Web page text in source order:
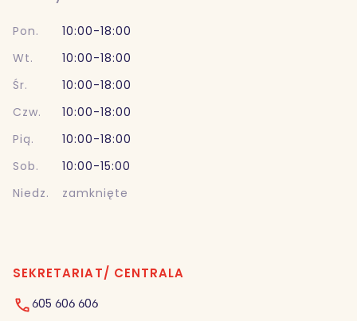
Pon.
10:00-18:00
Wt.
10:00-18:00
Śr.
10:00-18:00
Czw.
10:00-18:00
Pią.
10:00-18:00
Sob.
10:00-15:00
Niedz.
zamknięte
SEKRETARIAT/ CENTRALA
605 606 606